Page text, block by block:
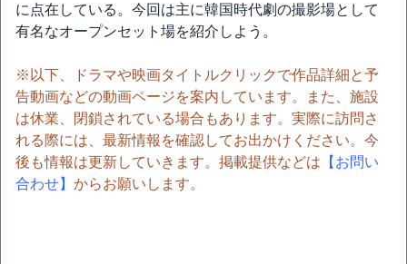
に点在している。今回は主に韓国時代劇の撮影場として
有名なオープンセット場を紹介しよう。
※以下、ドラマや映画タイトルクリックで作品詳細と予
告動画などの動画ページを案内しています。また、施設
は休業、閉鎖されている場合もあります。実際に訪問さ
れる際には、最新情報を確認してお出かけください。今
後も情報は更新していきます。掲載提供などは 【お問い
合わせ】 からお願いします。